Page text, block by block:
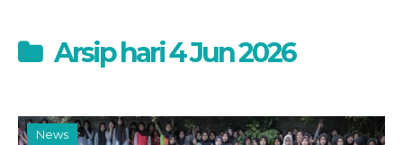
Arsip hari 4 Jun 2026
News